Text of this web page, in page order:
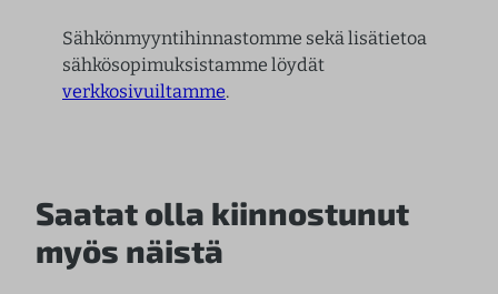
Sähkönmyyntihinnastomme sekä lisätietoa
sähkösopimuksistamme löydät
verkkosivuiltamme.
Saatat olla kiinnostunut
myös näistä